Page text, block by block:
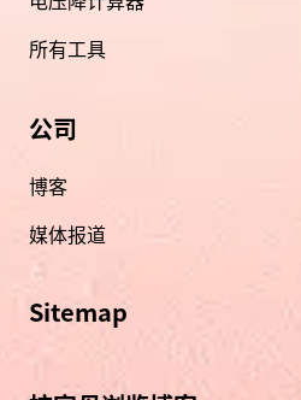
所有工具
公司
博客
媒体报道
Sitemap